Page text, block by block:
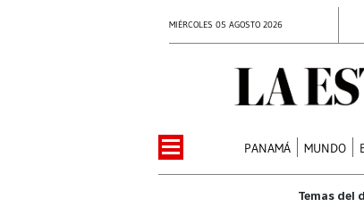
MIÉRCOLES 05 AGOSTO 2026
PANAMÁ MUNDO